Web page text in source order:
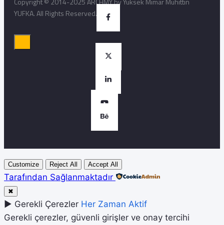
YUFKA. All Rights Reserved.
Customize Reject All Accept All
Tarafından Sağlanmaktadır
✖
► Gerekli Çerezler Her Zaman Aktif
Gerekli çerezler, güvenli girişler ve onay tercihi